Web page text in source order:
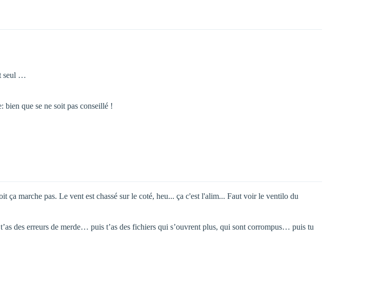
seul …
bien que se ne soit pas conseillé !
marche pas. Le vent est chassé sur le coté, heu... ça c'est l'alim... Faut voir le ventilo du
des erreurs de merde… puis t’as des fichiers qui s’ouvrent plus, qui sont corrompus… puis tu